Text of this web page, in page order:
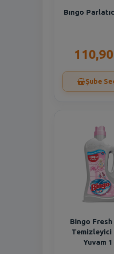
Bıngo
Şube
Bingo
Temizleyici
Yuvam